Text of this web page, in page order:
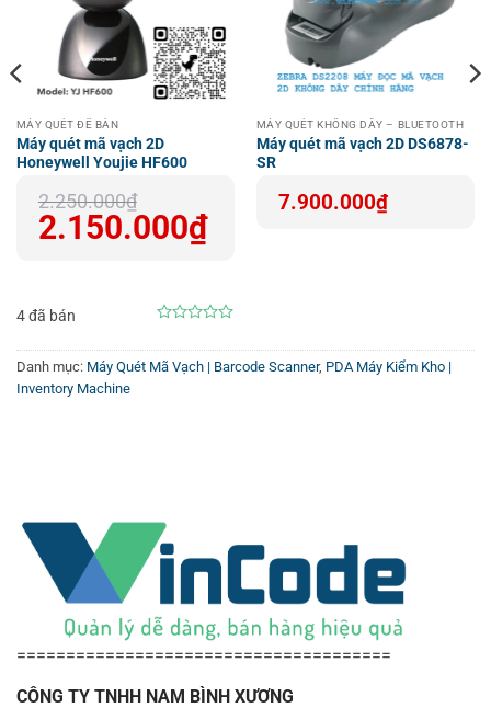
MÁY QUÉT ĐỂ BÀN
Máy quét mã vạch 2D
Honeywell Youjie HF600
2.250.000₫
Giá
gốc
là:
2.250.000₫.
2.150.000₫
Giá
hiện
tại
là:
4 đã bán
out
of
MÁY QUÉT KHÔNG DÂY – BLUETOOTH
Máy quét mã vạch 2D DS6878-
SR
7.900.000₫
Danh mục: Máy Quét Mã Vạch | Barcode Scanner, PDA Máy Kiểm Kho |
Inventory Machine
======================================
CÔNG TY TNHH NAM BÌNH XƯƠNG